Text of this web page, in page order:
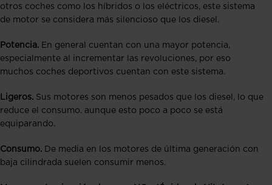
otros coches como los híbridos o los eléctricos, este sistema
de motor se considera más silencioso que los diesel.
Potencia. En general cuentan con una mayor potencia,
especialmente al incrementar las revoluciones, por eso
muchos coches deportivos cuentan con este sistema.
Ligeros. Sus motores son menos pesados que los diesel, lo que
reduce el consumo. aunque esto poco a poco se está
equiparando.
Consumo. De media en los motores de última generación con
baja cilindrada suelen consumir menos.